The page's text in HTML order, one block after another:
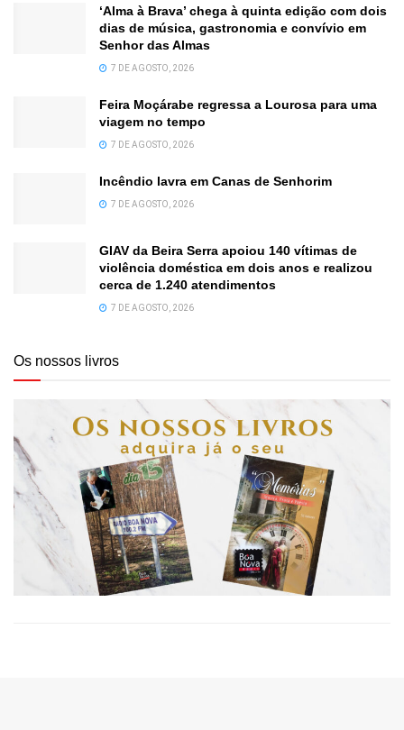
‘Alma à Brava’ chega à quinta edição com dois
dias de música, gastronomia e convívio em
Senhor das Almas
7 DE AGOSTO, 2026
Feira Moçárabe regressa a Lourosa para uma
viagem no tempo
7 DE AGOSTO, 2026
Incêndio lavra em Canas de Senhorim
7 DE AGOSTO, 2026
GIAV da Beira Serra apoiou 140 vítimas de
violência doméstica em dois anos e realizou
cerca de 1.240 atendimentos
7 DE AGOSTO, 2026
Os nossos livros